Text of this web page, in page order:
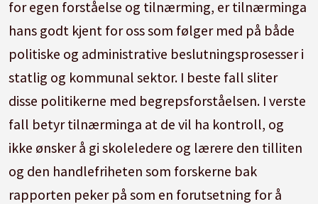
for egen forståelse og tilnærming, er tilnærminga
hans godt kjent for oss som følger med på både
politiske og administrative beslutningsprosesser i
statlig og kommunal sektor. I beste fall sliter
disse politikerne med begrepsforståelsen. I verste
fall betyr tilnærminga at de vil ha kontroll, og
ikke ønsker å gi skoleledere og lærere den tilliten
og den handlefriheten som forskerne bak
rapporten peker på som en forutsetning for å